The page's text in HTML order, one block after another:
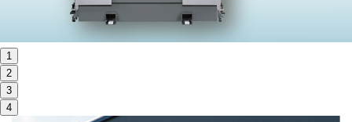
サステナビリティ
1
2
3
4